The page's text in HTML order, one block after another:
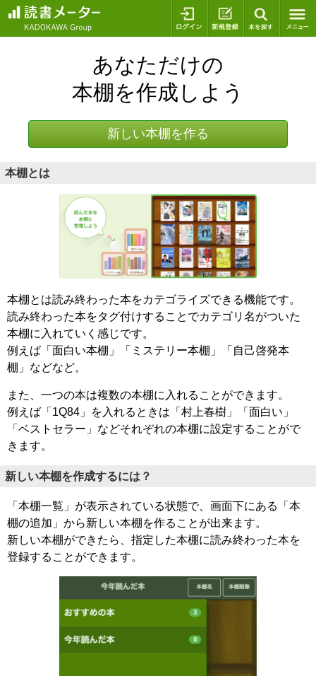
ログイン 新規登録
あなただけの
本棚を作成しよう
新しい本棚を作る
本棚とは
本棚とは読み終わった本をカテゴライズできる機能です。
読み終わった本をタグ付けすることでカテゴリ名がついた
本棚に入れていく感じです。
例えば「面白い本棚」「ミステリー本棚」「自己啓発本
棚」などなど。
また、一つの本は複数の本棚に入れることができます。
例えば「1Q84」を入れるときは「村上春樹」「面白い」
「ベストセラー」などそれぞれの本棚に設定することがで
きます。
新しい本棚を作成するには？
「本棚一覧」が表示されている状態で、画面下にある「本
棚の追加」から新しい本棚を作ることが出来ます。
新しい本棚ができたら、指定した本棚に読み終わった本を
登録することができます。